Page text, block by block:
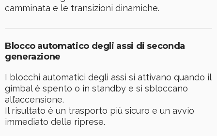
camminata e le transizioni dinamiche.
Blocco automatico degli assi di seconda
generazione
I blocchi automatici degli assi si attivano quando il
gimbal è spento o in standby e si sbloccano
all’accensione.
Il risultato è un trasporto più sicuro e un avvio
immediato delle riprese.